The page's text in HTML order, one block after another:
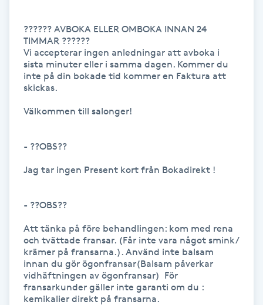
Klippning & Slingor
Klippning ungdom
Koppningsmassage
Kosmetisk tatuering
Kroppspeeling
Käkledsbehandling
?????? AVBOKA ELLER OMBOKA INNAN 24
TIMMAR ??????
Vi accepterar ingen anledningar att avboka i
sista minuter eller i samma dagen. Kommer du
inte på din bokade tid kommer en Faktura att
skickas.
Välkommen till salonger!
- ??OBS??
Jag tar ingen Present kort från Bokadirekt !
- ??OBS??
Att tänka på före behandlingen: kom med rena
och tvättade fransar. (Får inte vara något smink/
krämer på fransarna.). Använd inte balsam
innan du gör ögonfransar(Balsam påverkar
vidhäftningen av ögonfransar)  För
fransarkunder gäller inte garanti om du :
kemikalier direkt på fransarna.